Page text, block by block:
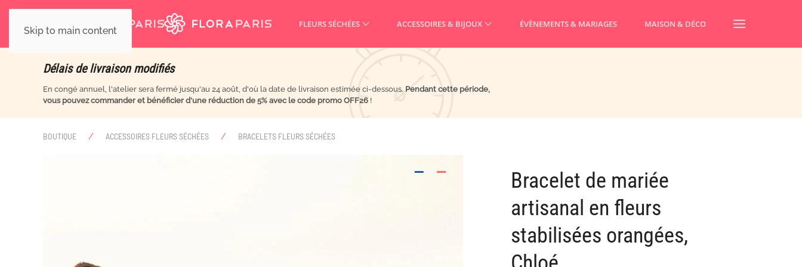
Skip to main content
FLEURS SÉCHÉES ACCESSOIRES & BIJOUX ÉVÈNEMENTS & MARIAGES MAISON & DÉCO
Délais de livraison modifiés
En congé annuel, l'atelier sera fermé jusqu'au 24 août, d'où la date de livraison estimée ci-dessous. Pendant cette période,
vous pouvez commander et bénéficier d'une réduction de 5% avec le code promo OFF26 !
BOUTIQUE ACCESSOIRES FLEURS SÉCHÉES BRACELETS FLEURS SÉCHÉES
Bracelet de mariée
artisanal en fleurs
stabilisées orangées,